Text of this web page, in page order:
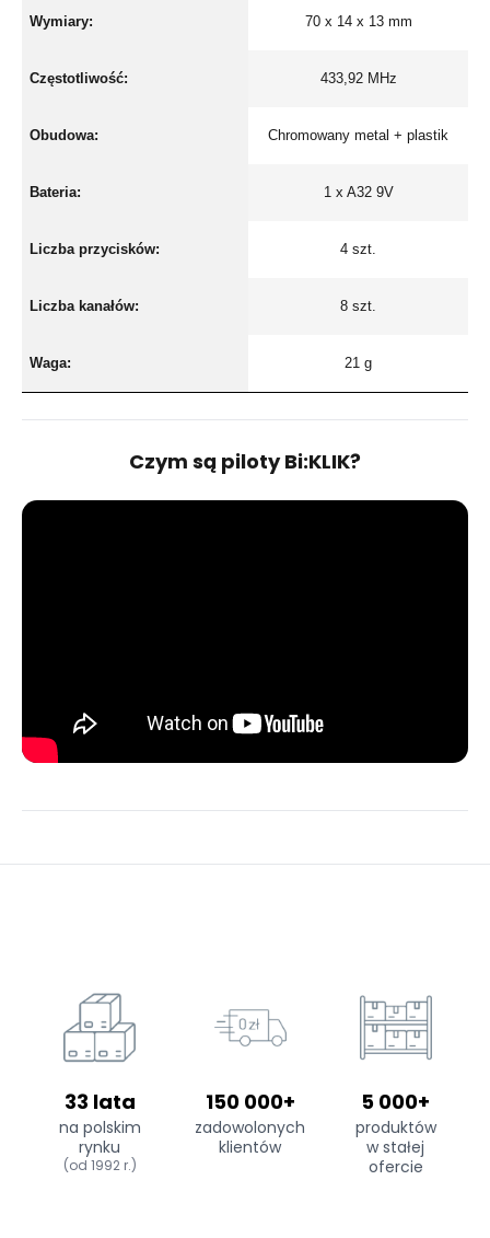
Wymiary: 70 x 14 x 13 mm
Częstotliwość: 433,92 MHz
Obudowa: Chromowany metal + plastik
Bateria: 1 x A32 9V
Liczba przycisków: 4 szt.
Liczba kanałów: 8 szt.
Waga: 21 g
Czym są piloty Bi:KLIK?
33 lata
na polskim
rynku
(od 1992 r.)
150 000+
zadowolonych
klientów
5 000+
produktów
w stałej
ofercie